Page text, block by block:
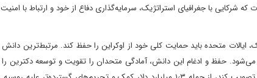
شرکایی با جغرافیای استراتژیک، سرمایه‌گذاری دفاع از خود و ارتباط با
ایالات متحده باید حمایت کلی خود از اوکراین را حفظ کند. مرتبط‌ترین
حفظ و ادغام این دانش، آمادگی متحدان را تقویت و توسعه دکترین را